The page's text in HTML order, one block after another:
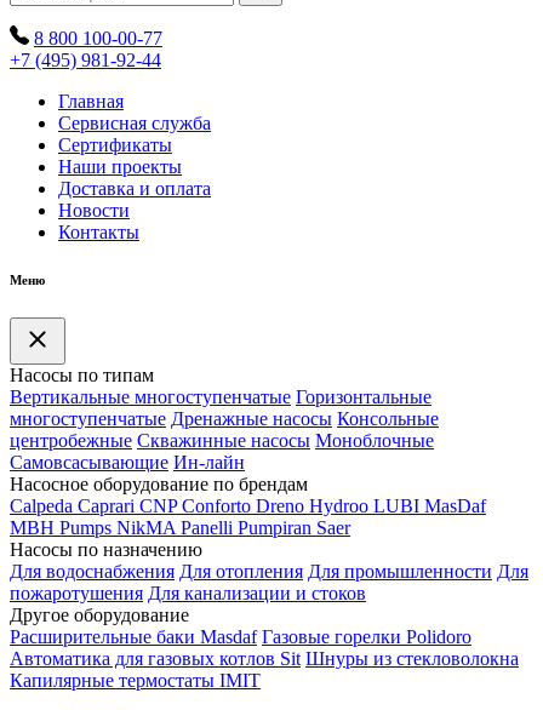
8 800 100-00-77
+7 (495) 981-92-44
Главная
Сервисная служба
Сертификаты
Наши проекты
Доставка и оплата
Новости
Контакты
Меню
Насосы по типам
Вертикальные многоступенчатые Горизонтальные
многоступенчатые Дренажные насосы Консольные
центробежные Скважинные насосы Моноблочные
Самовсасывающие Ин-лайн
Насосное оборудование по брендам
Calpeda Caprari CNP Conforto Dreno Hydroo LUBI MasDaf
MBH Pumps NikMA Panelli Pumpiran Saer
Насосы по назначению
Для водоснабжения Для отопления Для промышленности Для
пожаротушения Для канализации и стоков
Другое оборудование
Расширительные баки Masdaf Газовые горелки Polidoro
Автоматика для газовых котлов Sit Шнуры из стекловолокна
Капилярные термостаты IMIT